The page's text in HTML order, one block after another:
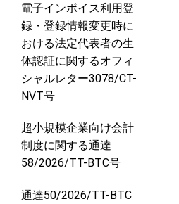
電子インボイス利用登
録・登録情報変更時に
おける法定代表者の生
体認証に関するオフィ
シャルレター3078/CT-
NVT号
超小規模企業向け会計
制度に関する通達
58/2026/TT-BTC号
通達50/2026/TT-BTC